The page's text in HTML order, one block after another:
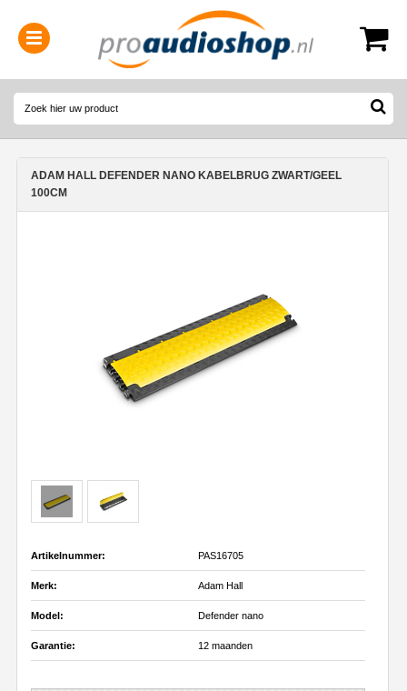
0314-364515
ADAM HALL DEFENDER NANO KABELBRUG ZWART/GEEL
100CM
Artikelnummer: PAS16705
Merk: Adam Hall
Model: Defender nano
Garantie: 12 maanden